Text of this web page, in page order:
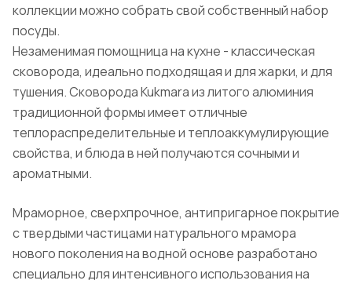
коллекции можно собрать свой собственный набор
посуды.
Незаменимая помощница на кухне - классическая
сковорода, идеально подходящая и для жарки, и для
тушения. Сковорода Kukmara из литого алюминия
традиционной формы имеет отличные
теплораспределительные и теплоаккумулирующие
свойства, и блюда в ней получаются сочными и
ароматными.
Мраморное, сверхпрочное, антипригарное покрытие
с твердыми частицами натурального мрамора
нового поколения на водной основе разработано
специально для интенсивного использования на